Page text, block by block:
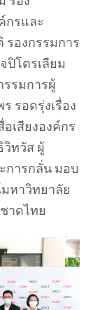
กรและ
องกรรมการ
โตรเลียม
รมการผู้
รอดรุ่งเรื่อง
เสียงองค์กร
ทวัส ผู้
การกลั่น มอบ
หาวิทยาลัย
าดไทย